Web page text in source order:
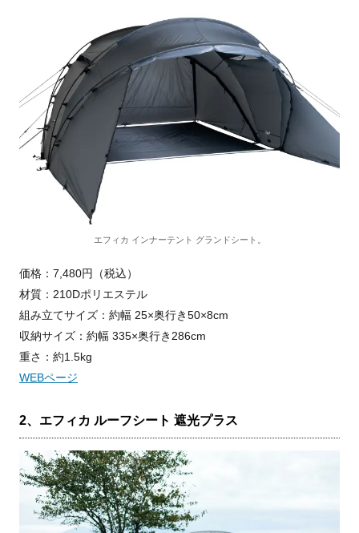
エフィカ インナーテント グランドシート。
価格：7,480円（税込）
材質：210Dポリエステル
組み立てサイズ：約幅 25×奥行き50×8cm
収納サイズ：約幅 335×奥行き286cm
重さ：約1.5kg
WEBページ
2、エフィカ ルーフシート 遮光プラス